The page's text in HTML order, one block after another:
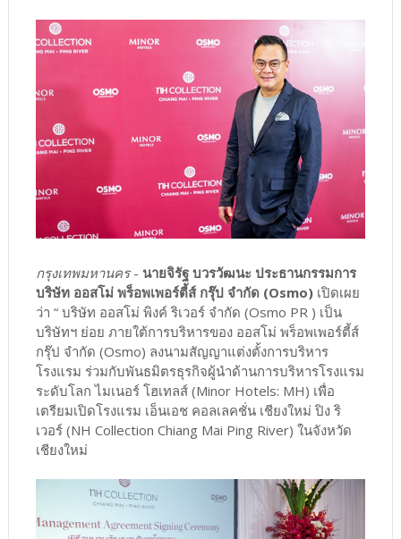
กรุงเทพมหานคร- นายจิรัฐ บวรวัฒนะ ประธานกรรมการ
บริษัท ออสโม่ พร็อพเพอร์ตี้ส์ กรุ๊ป จำกัด (Osmo)เปิดเผย
ว่า “ บริษัท ออสโม่ พิงค์ ริเวอร์ จำกัด (Osmo PR ) เป็น
บริษัทฯ ย่อย ภายใต้การบริหารของ ออสโม่ พร็อพเพอร์ตี้ส์
กรุ๊ป จำกัด (Osmo) ลงนามสัญญาแต่งตั้งการบริหาร
โรงแรม ร่วมกับพันธมิตรธุรกิจผู้นำด้านการบริหารโรงแรม
ระดับโลก ไมเนอร์ โฮเทลส์ (Minor Hotels: MH) เพื่อ
เตรียมเปิดโรงแรม เอ็นเอช คอลเลคชั่น เชียงใหม่ ปิง ริ
เวอร์ (NH Collection Chiang Mai Ping River) ในจังหวัด
เชียงใหม่